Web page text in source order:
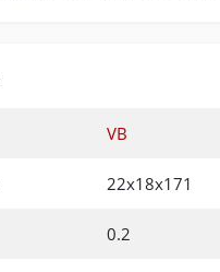
VB
22х18х171
0.2